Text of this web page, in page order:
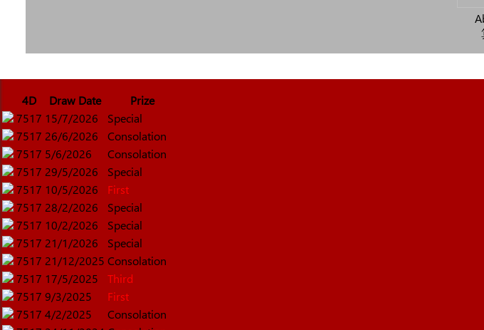
4D Draw Date
Prize
7517 15/7/2026
Special
7517 26/6/2026
Consolation
7517 5/6/2026
Consolation
7517 29/5/2026
Special
7517 10/5/2026
First
7517 28/2/2026
Special
7517 10/2/2026
Special
7517 21/1/2026
Special
7517 21/12/2025 Consolation
7517 17/5/2025
Third
7517 9/3/2025
First
7517 4/2/2025
Consolation